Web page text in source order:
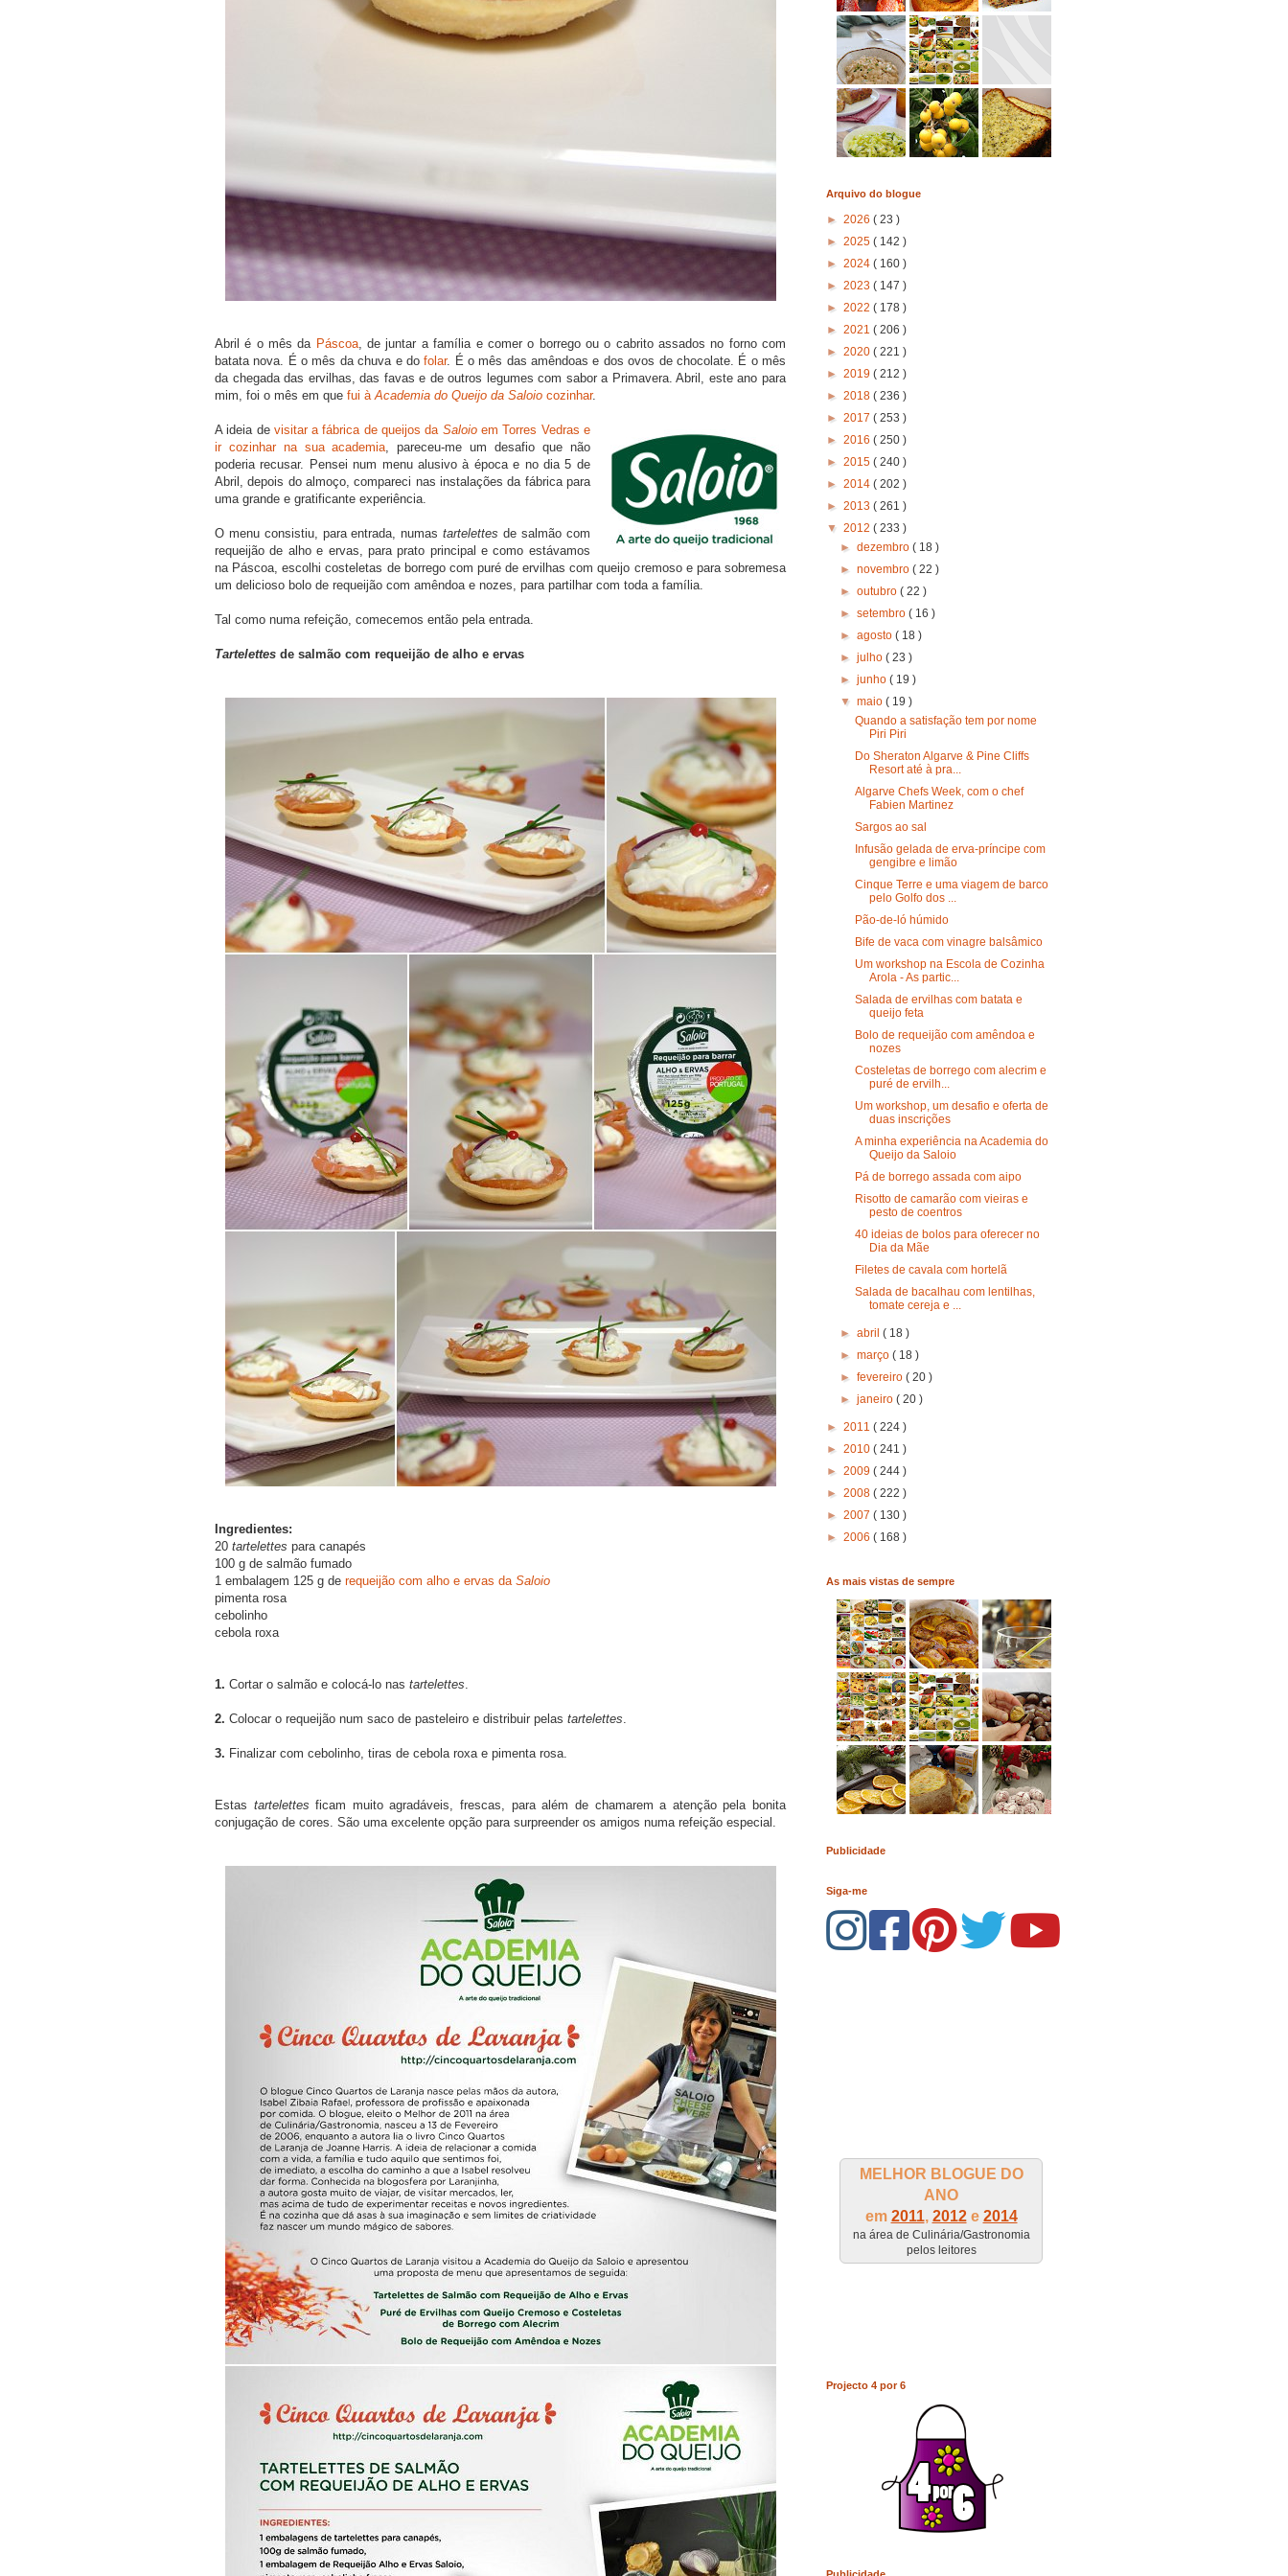
Abril é o mês da Páscoa, de juntar a família e comer o borrego ou o cabrito assados no forno com
batata nova. É o mês da chuva e dofolar. É o mês das amêndoas e dos ovos de chocolate. É o mês
da chegada das ervilhas, das favas e de outros legumes com sabor a Primavera. Abril, este ano para
mim, foi o mês em que fui à Academia do Queijo da Saloio cozinhar.
A ideia de visitar a fábrica de queijos da Saloioem Torres Vedras e
ir cozinhar na sua academia , pareceu-me um desafio que não
poderia recusar. Pensei num menu alusivo à época e no dia 5 de
Abril, depois do almoço, compareci nas instalações da fábrica para
uma grande e gratificante experiência.
O menu consistiu, para entrada, numastartelettes de salmão com
requeijão de alho e ervas, para prato principal e como estávamos
na Páscoa, escolhi costeletas de borrego com puré de ervilhas com queijo cremoso e para sobremesa
um delicioso bolo de requeijão com amêndoa e nozes, para partilhar com toda a família.
Tal como numa refeição, comecemos então pela entrada.
Tartelettes de salmão com requeijão de alho e ervas
Ingredientes:
20 tartelettes para canapés
100 g de salmão fumado
1 embalagem 125 g de requeijão com alho e ervas da Saloio
pimenta rosa
cebolinho
cebola roxa
1. Cortar o salmão e colocá-lo nas tartelettes
2. Colocar o requeijão num saco de pasteleiro e distribuir pelas tartelettes
3. Finalizar com cebolinho, tiras de cebola roxa e pimenta rosa.
Estas tartelettes ficam muito agradáveis, frescas, para além de chamarem a atenção pela bonita
conjugação de cores. São uma excelente opção para surpreender os amigos numa refeição especial.
Arquivo do blogue
► 2026 ( 23 )
► 2025 ( 142 )
► 2024 ( 160 )
► 2023 ( 147 )
► 2022 ( 178 )
► 2021 ( 206 )
► 2020 ( 221 )
► 2019 ( 212 )
► 2018 ( 236 )
► 2017 ( 253 )
► 2016 ( 250 )
► 2015 ( 240 )
► 2014 ( 202 )
► 2013 ( 261 )
▼ 2012 ( 233 )
►dezembro( 18 )
►novembro( 22 )
►outubro( 22 )
►setembro( 16 )
►agosto( 18 )
►julho( 23 )
►junho( 19 )
▼maio( 19 )
Quando a satisfação tem por nome
Piri Piri
Do Sheraton Algarve & Pine Cliffs
Resort até à pra...
Algarve Chefs Week, com o chef
Fabien Martinez
Sargos ao sal
Infusão gelada de erva-príncipe com
gengibre e limão
Cinque Terre e uma viagem de barco
pelo Golfo dos ...
Pão-de-ló húmido
Bife de vaca com vinagre balsâmico
Um workshop na Escola de Cozinha
Arola - As partic...
Salada de ervilhas com batata e
queijo feta
Bolo de requeijão com amêndoa e
nozes
Costeletas de borrego com alecrim e
puré de ervilh...
Um workshop, um desafio e oferta de
duas inscrições
A minha experiência na Academia do
Queijo da Saloio
Pá de borrego assada com aipo
Risotto de camarão com vieiras e
pesto de coentros
40 ideias de bolos para oferecer no
Dia da Mãe
Filetes de cavala com hortelã
Salada de bacalhau com lentilhas,
tomate cereja e ...
►abril( 18 )
►março( 18 )
►fevereiro( 20 )
►janeiro( 20 )
► 2011 ( 224 )
► 2010 ( 241 )
► 2009 ( 244 )
► 2008 ( 222 )
► 2007 ( 130 )
► 2006 ( 168 )
As mais vistas de sempre
Publicidade
Siga-me
MELHOR BLOGUE DO
ANO
em 2011, 2012e 2014
na área de Culinária/Gastronomia
pelos leitores
Projecto 4 por 6